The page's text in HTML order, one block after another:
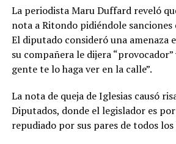
La periodista Maru Duffard reveló
nota a Ritondo pidiéndole
El diputado consideró una amenaza
su compañera le dijera “provocador”
gente te lo haga ver en la calle”.
La nota de queja de Iglesias causó
Diputados, donde el legislador es
repudiado por sus pares de todos los